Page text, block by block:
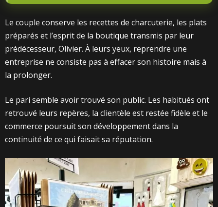
Le couple conserve les recettes de charcuterie, les plats
préparés et l’esprit de la boutique transmis par leur
prédécesseur, Olivier. À leurs yeux, reprendre une
entreprise ne consiste pas à effacer son histoire mais à
la prolonger.
Le pari semble avoir trouvé son public. Les habitués ont
retrouvé leurs repères, la clientèle est restée fidèle et le
commerce poursuit son développement dans la
continuité de ce qui faisait sa réputation.